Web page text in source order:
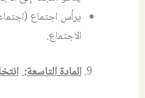
يرأس اجتماع
الاجتماع.
المادة التاسعة: